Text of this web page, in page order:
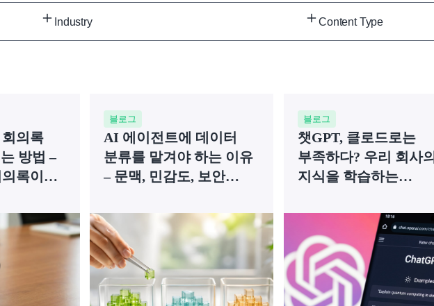
Industry Content Type
의록
방법 –
록이
블로그
AI 에이전트에 데이터
분류를 맡겨야 하는 이유
– 문맥, 민감도, 보안
블로그
챗GPT, 클로드로는
부족하다? 우리 회사의
지식을 학습하는
이유